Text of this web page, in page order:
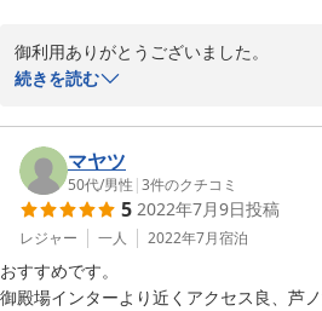
御利用ありがとうございました。
秋の箱根旅行は楽しめましたでしょうか
プチ天体観測では土星の輪や木星を観
次回は冬の星空の代表格であるオリオ
す。
当方といたしましても、皆様が夜も安
たようで安堵しております。
また機会が御座いましたら皆様のお越し
続きを読む
マヤツ
50代/男性 |3件のクチコミ
5 2022年7月9日投稿
レジャー 一人 2022年7月宿泊
おすすめです。
御殿場インターより近くアクセス良、芦